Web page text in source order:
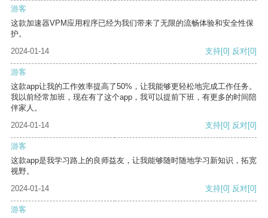
游客
这款加速器VPM应用程序已经为我们带来了无限的流畅体验和安全性保
护。
2024-01-14
支持[0] 反对[0]
游客
这款app让我的工作效率提高了50%，让我能够更轻松地完成工作任务。
我以前经常加班，现在有了这个app，我可以提前下班，有更多的时间陪
伴家人。
2024-01-14
支持[0] 反对[0]
游客
这款app是我学习路上的良师益友，让我能够随时随地学习新知识，拓宽
视野。
2024-01-14
支持[0] 反对[0]
游客